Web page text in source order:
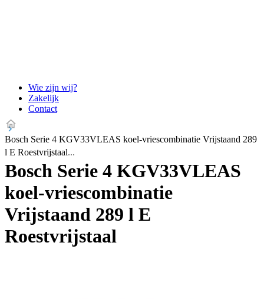
Wie zijn wij?
Zakelijk
Contact
Bosch Serie 4 KGV33VLEAS koel-vriescombinatie Vrijstaand 289
l E Roestvrijstaal
Bosch Serie 4 KGV33VLEAS
koel-vriescombinatie
Vrijstaand 289 l E
Roestvrijstaal